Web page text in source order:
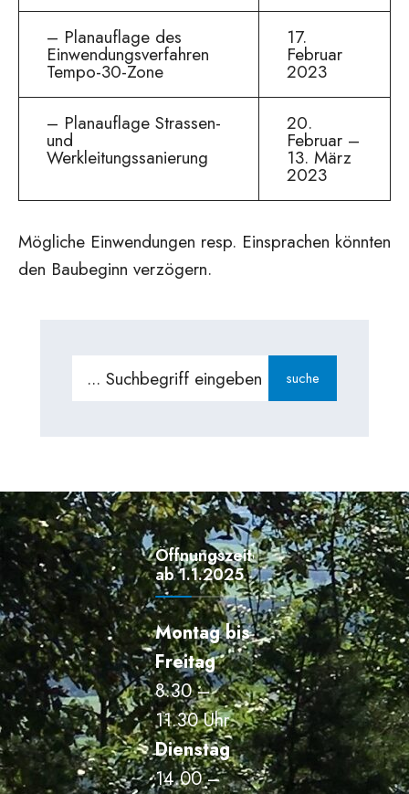
– Planauflage des
Einwendungsverfahren
Tempo-30-Zone
17.
Februar
2023
– Planauflage Strassen-
und
Werkleitungssanierung
20.
Februar –
13. März
2023
Mögliche Einwendungen resp. Einsprachen könnten
den Baubeginn verzögern.
Search
suche
Öffnungszeiten
ab 1.1.2025
Montag bis
Freitag
8.30 –
11.30 Uhr
Dienstag
14.00 –